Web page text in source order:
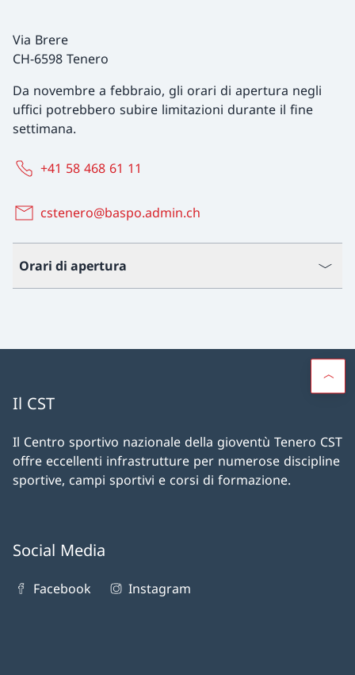
Via Brere
CH-6598 Tenero
Da novembre a febbraio, gli orari di apertura negli
uffici potrebbero subire limitazioni durante il fine
settimana.
+41 58 468 61 11
cstenero@baspo.admin.ch
Orari di apertura
Il CST
Il Centro sportivo nazionale della gioventù Tenero CST
offre eccellenti infrastrutture per numerose discipline
sportive, campi sportivi e corsi di formazione.
Social Media
Facebook Instagram